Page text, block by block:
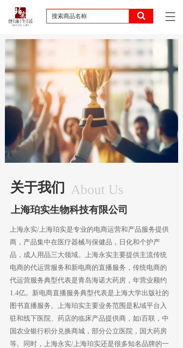
T
e
n
g
i
n
关于我们 About Us
上海珀实生物科技有限公司
上海永实/上海珀实是专业的电商运营和产品服务提供
商，产品集中在医疗器械与保健品，日化和个护产
品，成人用品三大领域。上海永实主要提供主流传统
电商的代运营服务和新电商的直播服务，传统电商的
代运营服务典型代表是青岛海诺大药房，年营业额约
1.4亿。新电商直播服务典型代表是上海大学出版社的
图书直播服务。上海珀实主要业务范围是私域平台入
驻和线下医院、药店的临床产品提供商，如i百联，中
国农业银行积分兑换商城，部分公立医院，国大药房
等。同时，上海永实/上海珀实还是很多知名品牌的一